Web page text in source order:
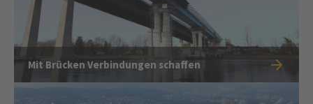
Mit Brücken Verbindungen schaffen